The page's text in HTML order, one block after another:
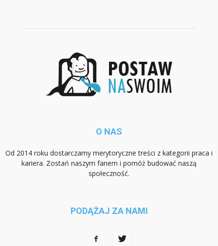
O NAS
Od 2014 roku dostarczamy merytoryczne treści z kategorii praca i
kariera. Zostań naszym fanem i pomóż budować naszą
społeczność.
PODĄŻAJ ZA NAMI